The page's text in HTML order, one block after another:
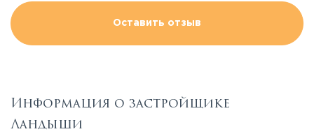
Оставить отзыв
Информация о застройщике
Ландыши